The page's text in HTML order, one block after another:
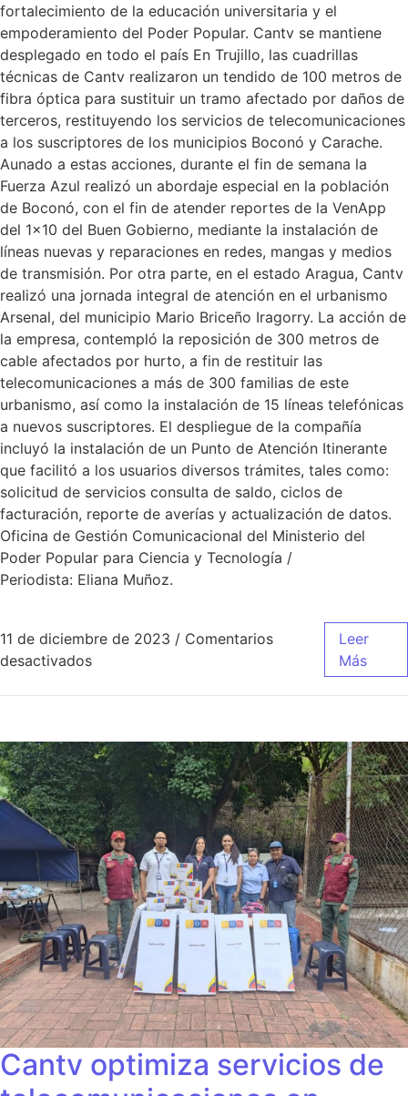
fortalecimiento de la educación universitaria y el
empoderamiento del Poder Popular. Cantv se mantiene
desplegado en todo el país En Trujillo, las cuadrillas
técnicas de Cantv realizaron un tendido de 100 metros de
fibra óptica para sustituir un tramo afectado por daños de
terceros, restituyendo los servicios de telecomunicaciones
a los suscriptores de los municipios Boconó y Carache.
Aunado a estas acciones, durante el fin de semana la
Fuerza Azul realizó un abordaje especial en la población
de Boconó, con el fin de atender reportes de la VenApp
del 1×10 del Buen Gobierno, mediante la instalación de
líneas nuevas y reparaciones en redes, mangas y medios
de transmisión. Por otra parte, en el estado Aragua, Cantv
realizó una jornada integral de atención en el urbanismo
Arsenal, del municipio Mario Briceño Iragorry. La acción de
la empresa, contempló la reposición de 300 metros de
cable afectados por hurto, a fin de restituir las
telecomunicaciones a más de 300 familias de este
urbanismo, así como la instalación de 15 líneas telefónicas
a nuevos suscriptores. El despliegue de la compañía
incluyó la instalación de un Punto de Atención Itinerante
que facilitó a los usuarios diversos trámites, tales como:
solicitud de servicios consulta de saldo, ciclos de
facturación, reporte de averías y actualización de datos.
Oficina de Gestión Comunicacional del Ministerio del
Poder Popular para Ciencia y Tecnología /
Periodista: Eliana Muñoz.
11 de diciembre de 2023 / Comentarios
desactivados
Leer
Más
Cantv optimiza servicios de